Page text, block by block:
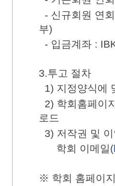
- 신규회원 연
부)
- 입금계좌 :
3.투고 절차
1) 지정양식에
2) 학회홈페
로드
3) 저작권 및
학회 이메일(
※ 학회 홈페이